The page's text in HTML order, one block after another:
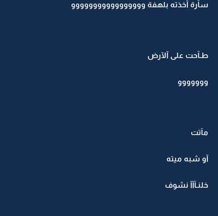
سآرة آخذته بلهفة ووووووووووووووووو
طـآحت على آلآرض
ووووووو
مآتت
آو شبه ميته
خلنـآآآ نشوف